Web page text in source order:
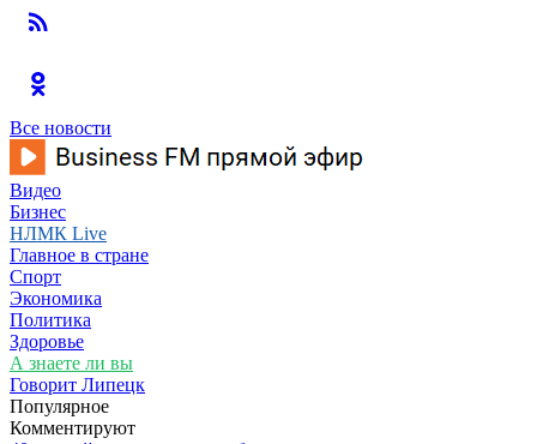
Все новости
Видео
Бизнес
НЛМК Live
Главное в стране
Спорт
Экономика
Политика
Здоровье
А знаете ли вы
Говорит Липецк
Популярное
Комментируют